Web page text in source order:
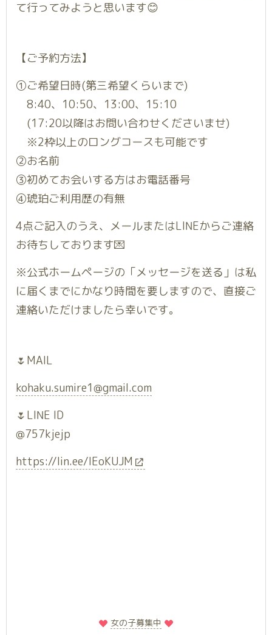
て行ってみようと思います😊
【ご予約方法】
①ご希望日時(第三希望くらいまで)
8:40、10:50、13:00、15:10
(17:20以降はお問い合わせくださいませ)
※2枠以上のロングコースも可能です
②お名前
③初めてお会いする方はお電話番号
④琥珀ご利用歴の有無
4点ご記入のうえ、メールまたはLINEからご連絡
お待ちしております💌
※公式ホームページの「メッセージを送る」は私
に届くまでにかなり時間を要しますので、直接ご
連絡いただけましたら幸いです。
🌷MAIL
kohaku.sumire1@gmail.com
🌷LINE ID
@757kjejp
https://lin.ee/lEoKUJM
️女の子募集中